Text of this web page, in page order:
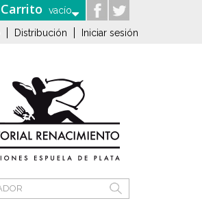
Carrito vacío
Distribución Iniciar sesión